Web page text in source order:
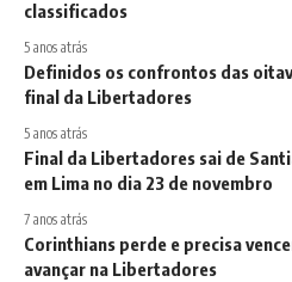
classificados
5 anos atrás
Definidos os confrontos das
final da Libertadores
5 anos atrás
Final da Libertadores sai de
em Lima no dia 23 de novembro
7 anos atrás
Corinthians perde e precisa
avançar na Libertadores